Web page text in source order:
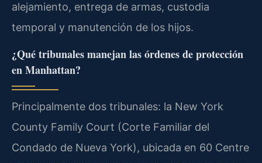
alejamiento, entrega de armas, custodia
temporal y manutención de los hijos.
¿Qué tribunales manejan las órdenes de protección
en Manhattan?
Principalmente dos tribunales: la New York
County Family Court (Corte Familiar del
Condado de Nueva York), ubicada en 60 Centre